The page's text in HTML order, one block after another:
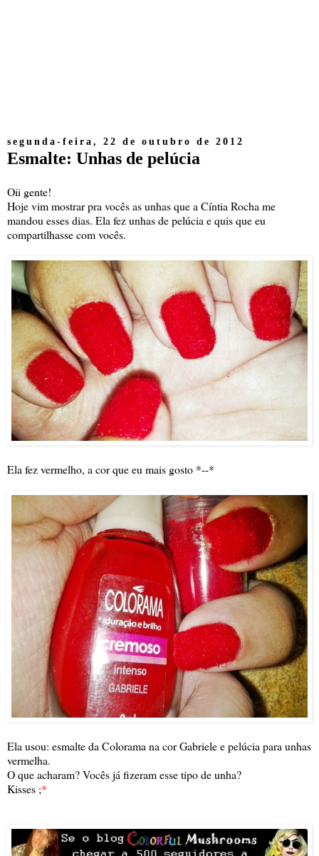
segunda-feira, 22 de outubro de 2012
Esmalte: Unhas de pelúcia
Oii gente!
Hoje vim mostrar pra vocês as unhas que a Cíntia Rocha me
mandou esses dias. Ela fez unhas de pelúcia e quis que eu
compartilhasse com vocês.
Ela fez vermelho, a cor que eu mais gosto *--*
Ela usou: esmalte da Colorama na cor Gabriele e pelúcia para unhas
vermelha.
O que acharam? Vocês já fizeram esse tipo de unha?
Kisses ;*